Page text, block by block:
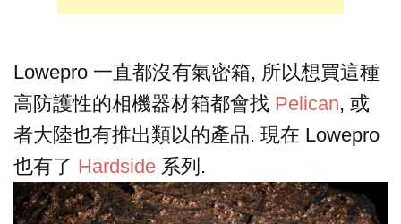
Lowepro 一直都沒有氣密箱, 所以想買這種
高防護性的相機器材箱都會找 Pelican, 或
者大陸也有推出類以的產品. 現在 Lowepro
也有了 Hardside 系列.